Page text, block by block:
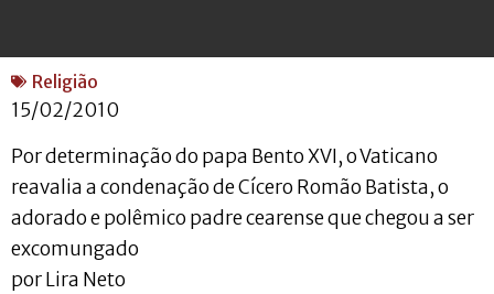
Religião
15/02/2010
Por determinação do papa Bento XVI, o Vaticano
reavalia a condenação de Cícero Romão Batista, o
adorado e polêmico padre cearense que chegou a ser
excomungado
por Lira Neto